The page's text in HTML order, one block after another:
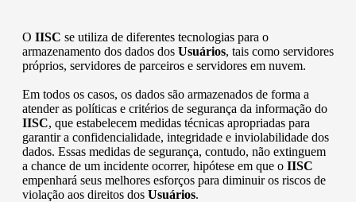
O IISC se utiliza de diferentes tecnologias para o
armazenamento dos dados dos Usuários, tais como servidores
próprios, servidores de parceiros e servidores em nuvem.
Em todos os casos, os dados são armazenados de forma a
atender as políticas e critérios de segurança da informação do
IISC, que estabelecem medidas técnicas apropriadas para
garantir a confidencialidade, integridade e inviolabilidade dos
dados. Essas medidas de segurança, contudo, não extinguem
a chance de um incidente ocorrer, hipótese em que o IISC
empenhará seus melhores esforços para diminuir os riscos de
violação aos direitos dos Usuários.